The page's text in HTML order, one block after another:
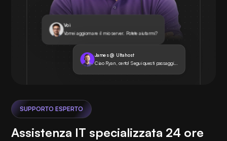
Voi
Vorrei aggiornare il mio server. Potete aiutarmi?
James @ Ultahost
Ciao Ryan, certo! Segui questi passaggi...
SUPPORTO ESPERTO
Assistenza IT specializzata 24 ore